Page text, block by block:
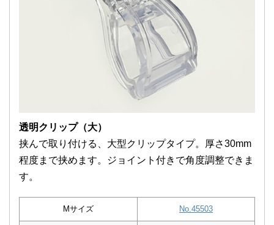
透明クリップ（大）
挟んで取り付ける、大型クリップタイプ。厚さ30mm
程度まで挟めます。ジョイント付きで角度調整できま
す。
Mサイズ No.45503